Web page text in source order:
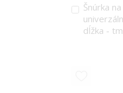
Šnúrka
dĺžka -
Pridať
do
košíka